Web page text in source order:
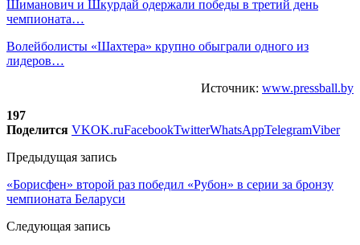
Шиманович и Шкурдай одержали победы в третий день
чемпионата…
Волейболисты «Шахтера» крупно обыграли одного из
лидеров…
Источник: www.pressball.by
197
Поделится VKOK.ruFacebookTwitterWhatsAppTelegramViber
Предыдущая запись
«Борисфен» второй раз победил «Рубон» в серии за бронзу
чемпионата Беларуси
Следующая запись